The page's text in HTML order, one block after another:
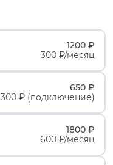
1200 ₽
300 ₽/месяц
650 ₽
300 ₽ (подключение)
1800 ₽
600 ₽/месяц